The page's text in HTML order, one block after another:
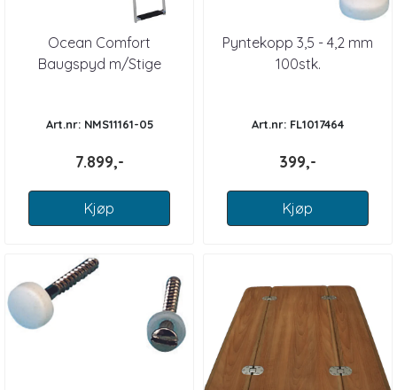
Ocean Comfort
Baugspyd m/Stige
Art.nr: NMS11161-05
7.899,-
Kjøp
Pyntekopp 3,5 - 4,2 mm
100stk.
Art.nr: FL1017464
399,-
Kjøp